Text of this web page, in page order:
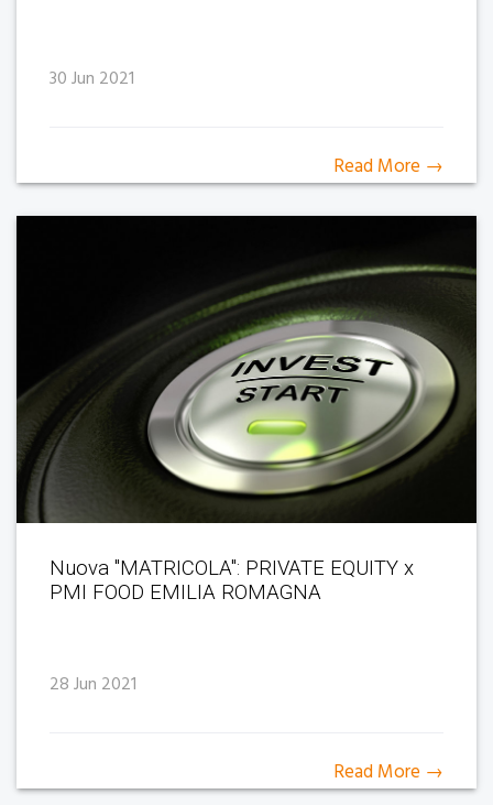
30 Jun 2021
Read More →
Nuova "MATRICOLA": PRIVATE EQUITY x
PMI FOOD EMILIA ROMAGNA
28 Jun 2021
Read More →